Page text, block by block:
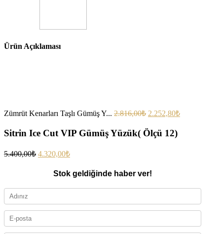
Ürün Açıklaması
Zümrüt Kenarları Taşlı Gümüş Y... 2.816,00₺ 2.252,80₺
Sitrin Ice Cut VIP Gümüş Yüzük( Ölçü 12)
5.400,00₺ 4.320,00₺
Stok geldiğinde haber ver!